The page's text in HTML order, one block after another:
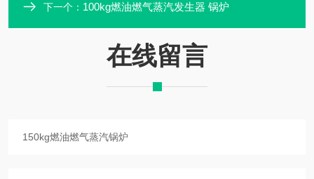
下一个： 100kg燃油燃气蒸汽发生器 锅炉
在线留言